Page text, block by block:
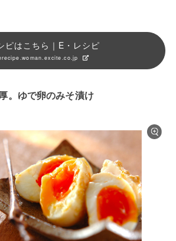
ピはこちら｜E・レシピ
。ゆで卵のみそ漬け